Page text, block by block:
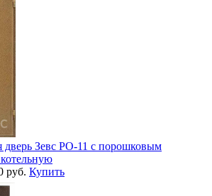
дверь Зевс PO-11 с порошковым
руб. Купить